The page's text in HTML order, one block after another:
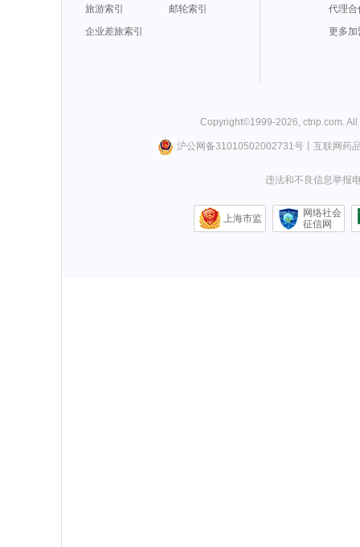
旅游索引
邮轮索引
企业差旅索引
代理合
更多加
Copyright©1999-2026 ctrip.com .
沪公网备31010502002731号丨 互联网药
违法和不良信息举报
上海市监
网络社会
征信网